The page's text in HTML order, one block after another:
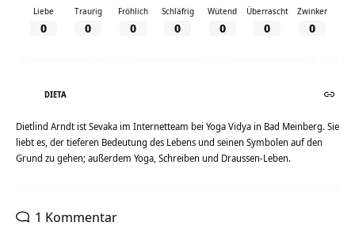
Liebe
0
Traurig
0
Fröhlich
0
Schläfrig
0
Wütend
0
Überrascht
0
Zwinker
0
DIETA
Dietlind Arndt ist Sevaka im Internetteam bei Yoga Vidya in Bad Meinberg. Sie
liebt es, der tieferen Bedeutung des Lebens und seinen Symbolen auf den
Grund zu gehen; außerdem Yoga, Schreiben und Draussen-Leben.
1 Kommentar